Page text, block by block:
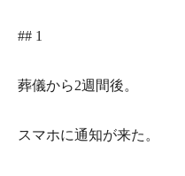
## 1
葬儀から2週間後。
スマホに通知が来た。